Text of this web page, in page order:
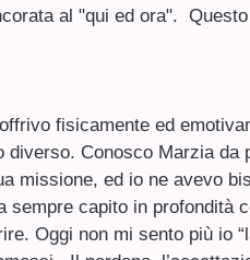
al "qui ed ora".
fisicamente ed
Conosco Marzia da
ed io ne avevo
capito in profondità
Oggi non mi sento più io